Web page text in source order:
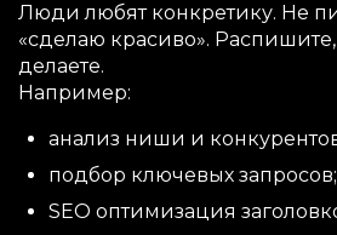
Люди любят конкретику. Не
«сделаю красиво».
делаете.
Например:
анализ ниши и
подбор ключевых запросов;
SEO оптимизация